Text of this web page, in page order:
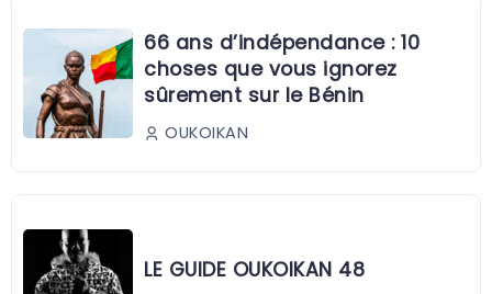
66 ans d’indépendance : 10
choses que vous ignorez
sûrement sur le Bénin
OUKOIKAN
LE GUIDE OUKOIKAN 48